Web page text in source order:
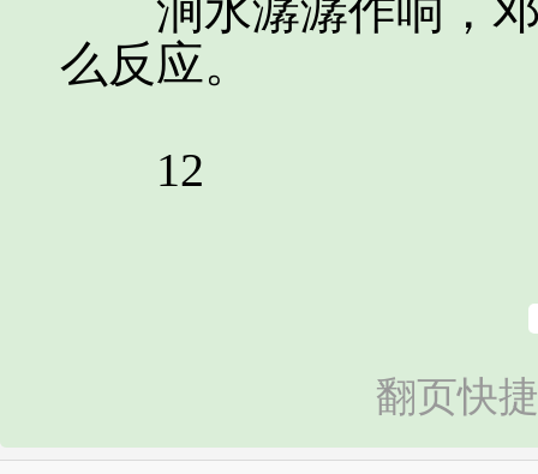
涧水潺潺作响，邓
么反应。
12
翻页快